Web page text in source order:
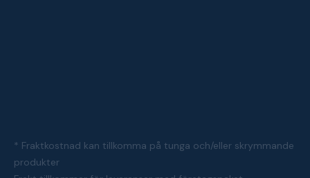
* Fraktkostnad kan tillkomma på tunga och/eller skrymmande
produkter